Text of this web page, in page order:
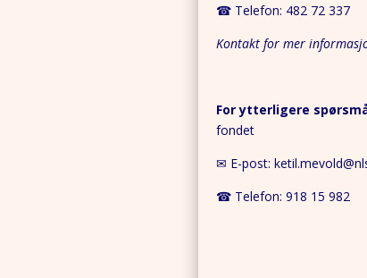
☎ Telefon: 482 72 337
Kontakt for mer
For ytterligere
fondet
✉ E-post:
☎ Telefon: 918 15 982